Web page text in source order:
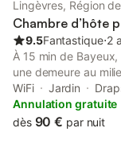
Lingèvres, Région
Chambre d’hôte
9.5Fantastique⋅2
À 15 min de
une demeure au
profiterez d'un
160x200, télévision,
et salle d'eau
WiFi Jardin
Annulation gratuite
dès 90 € par nuit